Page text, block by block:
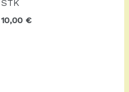
STK
10,00 €